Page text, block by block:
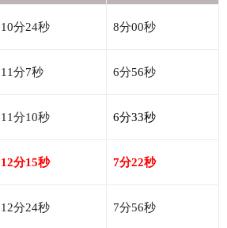
10分24秒 8分00秒
11分7秒 6分56秒
11分10秒 6分33秒
12分15秒 7分22秒
12分24秒 7分56秒